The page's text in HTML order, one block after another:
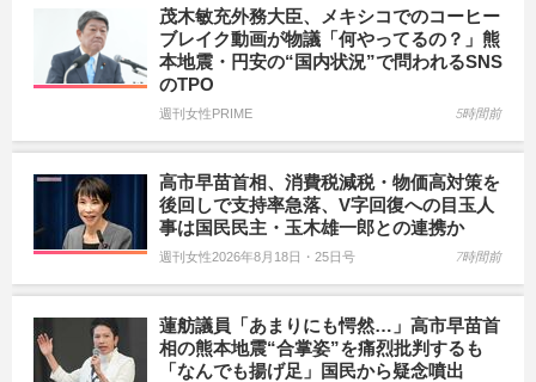
茂木敏充外務大臣、メキシコでのコーヒー
ブレイク動画が物議「何やってるの？」熊
本地震・円安の“国内状況”で問われるSNS
のTPO
週刊女性PRIME 5時間前
高市早苗首相、消費税減税・物価高対策を
後回しで支持率急落、V字回復への目玉人
事は国民民主・玉木雄一郎との連携か
週刊女性2026年8月18日・25日号 7時間前
蓮舫議員「あまりにも愕然…」高市早苗首
相の熊本地震“合掌姿”を痛烈批判するも
「なんでも揚げ足」国民から疑念噴出